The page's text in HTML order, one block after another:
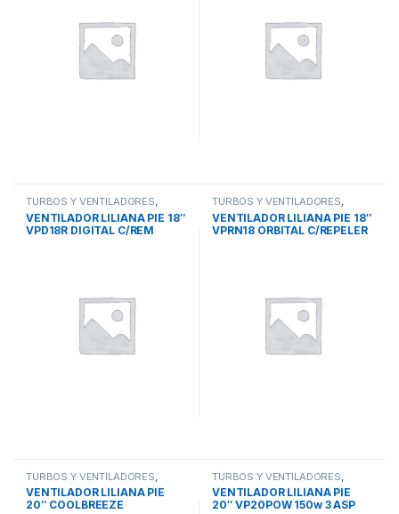
TURBOS Y VENTILADORES,
VENTILADOR DE PIE
VENTILADOR LILIANA PIE 18″
VPD18R DIGITAL C/REM
TURBOS Y VENTILADORES,
VENTILADOR DE PIE
VENTILADOR LILIANA PIE 18″
VPRN18 ORBITAL C/REPELER
TURBOS Y VENTILADORES
VENTILADOR DE PIE
VENTILADOR LILIANA PIE
20″ COOLBREEZE
TURBOS Y VENTILADORES
VENTILADOR DE PIE
VENTILADOR LILIANA PIE
20″ VP20POW 150w 3 ASP